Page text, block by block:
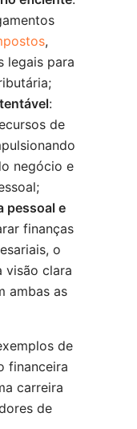
,
legais para
:
de
negócio e
pessoal e
finanças
o
visão clara
ambas as
de
financeira
carreira
de